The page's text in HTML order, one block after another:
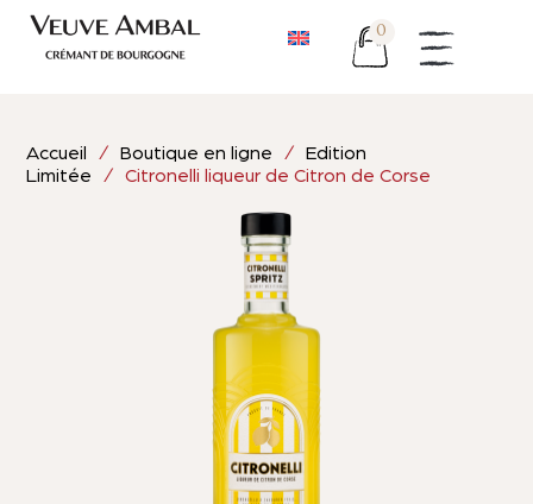
0
Accueil /Boutique en ligne /Edition
Limitée / Citronelli liqueur de Citron de Corse